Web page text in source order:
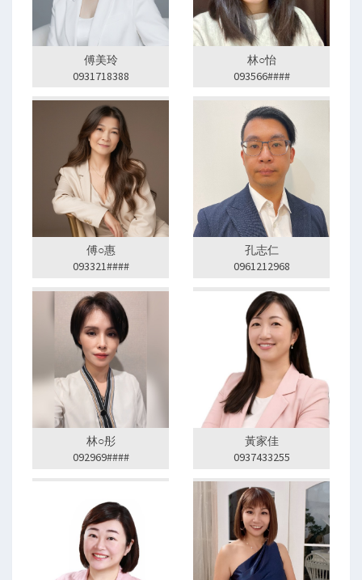
傅美玲
0931718388
林○怡
093566####
傅○惠
093321####
孔志仁
0961212968
林○彤
092969####
黃家佳
0937433255